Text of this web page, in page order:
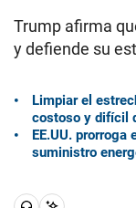
Trump afirma
y defiende su
Limpiar el
costoso y difícil
EE.UU.
suministro